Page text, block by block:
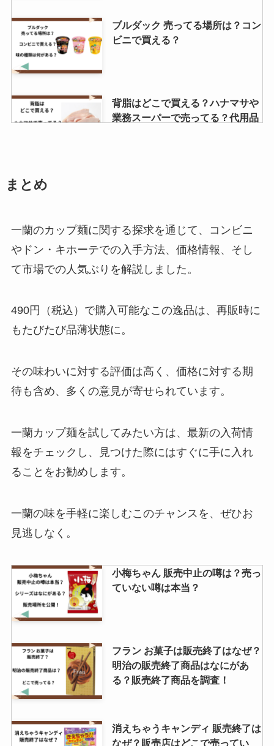
ブルダック 売ってる場所は？コン
ビニで買える？
背脂はどこで買える？ハナマサや
業務スーパーで売ってる？代用品
ーキの値段はいくら？
パリピ気分販売中止の噂は？炎上
の理由は？？
ビニで買える？効果はなにがあ
る？
東京ではどこで売ってる？口コミ
はちみつバター 雪白はどこで売っ
てる？楽天やAmazonで買える？
ボンタンアメ 販売地域はどこ？コ
ンビニで買える？
まとめ
一蘭のカップ麺に関する探求を通じて、コンビニ
やドン・キホーテでの入手方法、価格情報、そし
て市場での人気ぶりを解説しました。
490円（税込）で購入可能なこの逸品は、再販時に
もたびたび品薄状態に。
その味わいに対する評価は高く、価格に対する期
待も含め、多くの意見が寄せられています。
一蘭カップ麺を試してみたい方は、最新の入荷情
報をチェックし、見つけた際にはすぐに手に入れ
ることをお勧めします。
一蘭の味を手軽に楽しむこのチャンスを、ぜひお
見逃しなく。
小梅ちゃん 販売中止の噂は？売っ
ていない噂は本当？
フラン お菓子は販売終了はなぜ？
明治の販売終了商品はなにがあ
る？販売終了商品を調査！
消えちゃうキャンディ 販売終了は
なぜ？販売店はどこで売ってい